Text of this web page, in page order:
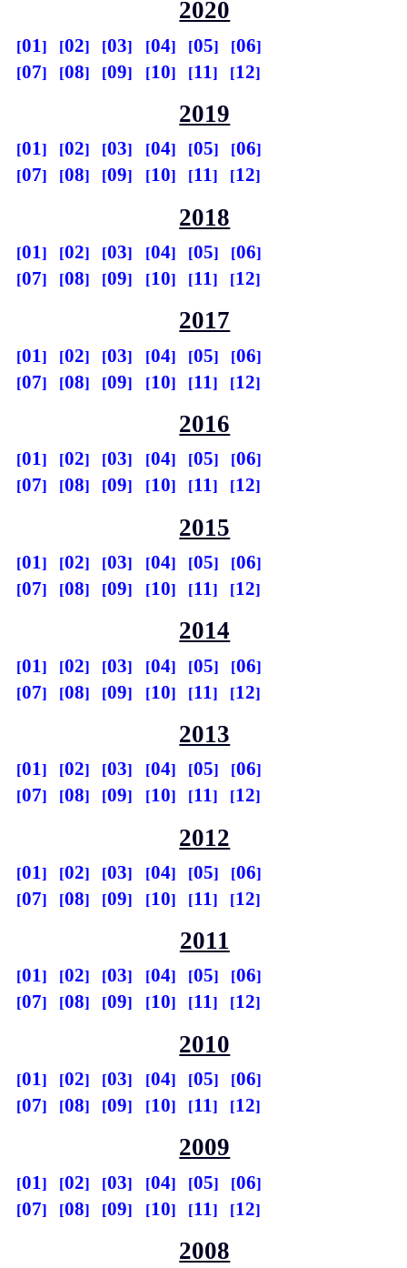
2020
01 02 03 04 05
06
07
08 09 10 11 12
2019
01 02 03 04 05
06
07
08 09 10 11 12
2018
01 02 03 04 05
06
07
08 09 10 11 12
2017
01 02 03 04 05
06
07
08 09 10 11 12
2016
01 02 03 04 05
06
07
08 09 10 11 12
2015
01 02 03 04 05
06
07
08 09 10 11 12
2014
01 02 03 04 05
06
07
08 09 10 11 12
2013
01 02 03 04 05
06
07
08 09 10 11 12
2012
01 02 03 04 05
06
07
08 09 10 11 12
2011
01 02 03 04 05
06
07
08 09 10 11 12
2010
01 02 03 04 05
06
07
08 09 10 11 12
2009
01 02 03 04 05
06
07
08 09 10 11 12
2008